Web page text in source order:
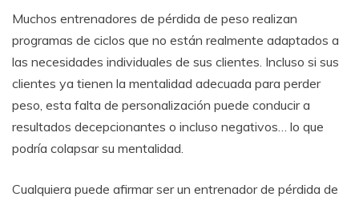
Muchos entrenadores de pérdida de peso realizan
programas de ciclos que no están realmente adaptados a
las necesidades individuales de sus clientes. Incluso si sus
clientes ya tienen la mentalidad adecuada para perder
peso, esta falta de personalización puede conducir a
resultados decepcionantes o incluso negativos… lo que
podría colapsar su mentalidad.
Cualquiera puede afirmar ser un entrenador de pérdida de